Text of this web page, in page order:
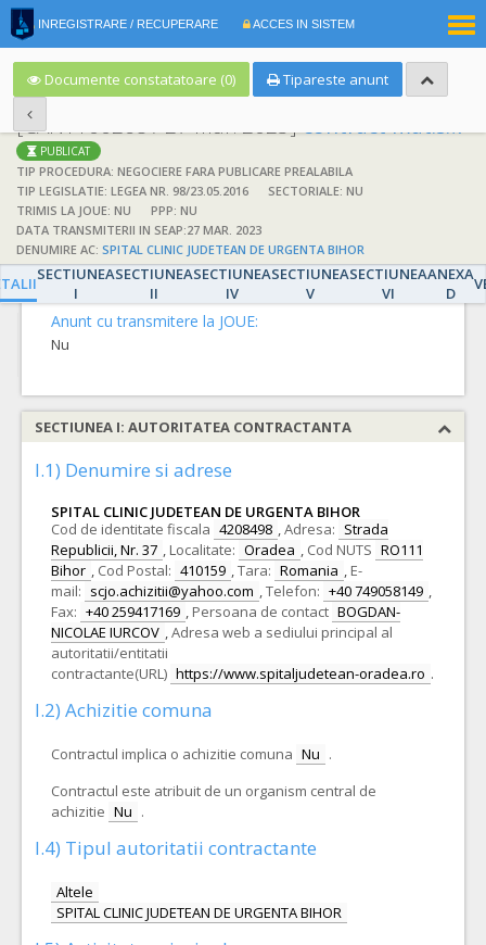
INREGISTRARE / RECUPERARE ACCES IN SISTEM
Documente constatatoare (0) Tipareste anunt
[CAN1100268 / 27 mar. 2023]contract mat.sanitare
PUBLICAT
TIP PROCEDURA: NEGOCIERE FARA PUBLICARE PREALABILA
TIP LEGISLATIE: LEGEA NR. 98/23.05.2016
SECTORIALE: NU
TRIMIS LA JOUE: NU
PPP: NU
DATA TRANSMITERII IN SEAP:27 MAR. 2023
DENUMIRE AC: SPITAL CLINIC JUDETEAN DE URGENTA BIHOR
SECTIUNEA
I
SECTIUNEA
II
SECTIUNEA
IV
SECTIUNEA
V
SECTIUNEA
VI
ANEXA
D
DETALII
Detalii
Anunt cu transmitere la JOUE:
Nu
SECTIUNEA I: AUTORITATEA CONTRACTANTA
I.1) Denumire si adrese
SPITAL CLINIC JUDETEAN DE URGENTA BIHOR
Cod de identitate fiscala 4208498 ,Adresa: Strada
Republicii, Nr. 37 , Localitate: Oradea , Cod NUTS RO111
Bihor , Cod Postal: 410159 ,Tara: Romania , E-
mail: scjo.achizitii@yahoo.com ,Telefon: +40 749058149 ,
Fax: +40 259417169 , Persoana de contact BOGDAN-
NICOLAE IURCOV ,Adresa web a sediului principal al
autoritatii/entitatii
contractante(URL) https://www.spitaljudetean-oradea.ro .
I.2) Achizitie comuna
Contractul implica o achizitie comuna Nu .
Contractul este atribuit de un organism central de
achizitie Nu .
I.4) Tipul autoritatii contractante
Altele
SPITAL CLINIC JUDETEAN DE URGENTA BIHOR